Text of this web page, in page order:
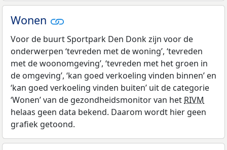
Wonen
Voor de buurt Sportpark Den Donk zijn voor de
onderwerpen ‘tevreden met de woning’, ‘tevreden
met de woonomgeving’, ‘tevreden met het groen in
de omgeving’, ‘kan goed verkoeling vinden binnen’ en
‘kan goed verkoeling vinden buiten’ uit de categorie
‘Wonen’ van de gezondheidsmonitor van hetRIVM
helaas geen data bekend. Daarom wordt hier geen
grafiek getoond.